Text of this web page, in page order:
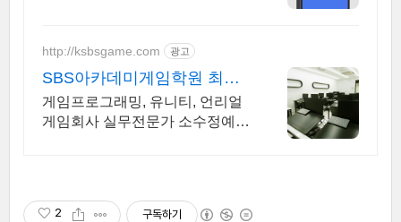
http://ksbsgame.com 광고
SBS아카데미게임학원 최라
일 내일배움카드 유니티수업
가능
게임프로그래밍, 유니티, 언리얼
게임회사 실무전문가 소수정예 1:
2 구독하기